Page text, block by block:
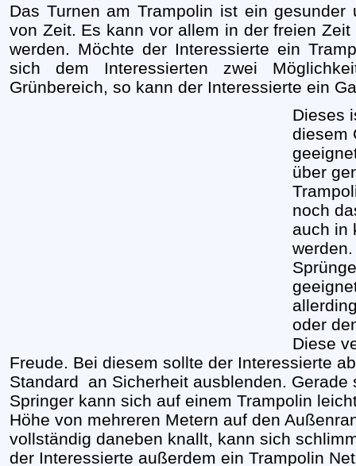
Das Turnen am Trampolin ist ein
von Zeit. Es kann vor allem in der freien
werden. Möchte der Interessierte ein
sich dem Interessierten zwei
Grünbereich, so kann der Interessierte ein
Dieses
diesem
über
noch
auch in
oder
Diese
Freude. Bei diesem sollte der Interessierte
Standard an Sicherheit ausblenden.
Springer kann sich auf einem Trampolin
Höhe von mehreren Metern auf den
vollständig daneben knallt, kann sich
der Interessierte außerdem ein Trampolin